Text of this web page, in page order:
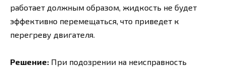
работает должным образом, жидкость не будет
эффективно перемещаться, что приведет к
перегреву двигателя.
Решение: При подозрении на неисправность